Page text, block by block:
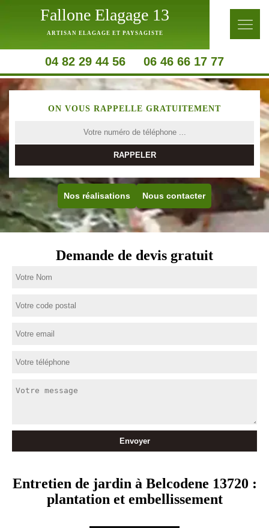
Fallone Elagage 13
ARTISAN ELAGAGE ET PAYSAGISTE
04 82 29 44 56 06 46 66 17 77
ON VOUS RAPPELLE GRATUITEMENT
Nos réalisations Nous contacter
Demande de devis gratuit
Entretien de jardin à Belcodene 13720 :
plantation et embellissement